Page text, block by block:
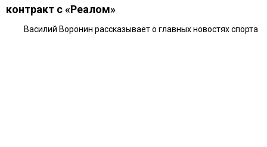
контракт с «Реалом»
Василий Воронин рассказывает о главных новостях спорта